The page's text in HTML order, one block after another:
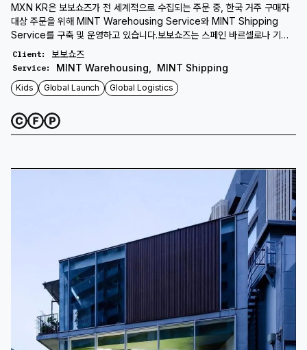
MXN KR은 보보쇼즈가 전 세계적으로 수집되는 주문 중, 한국 거주 구매자
대상 주문을 위해 MINT Warehousing Service와 MINT Shipping
Service를 구축 및 운영하고 있습니다.보보쇼즈는 스페인 바르셀로나 기반
의 키즈 & 베이비 글로벌 브랜드로 MINT Warehousing Service를 통해
보보쇼즈의 OMS(Order Management System)와 API로 연동하여, 자
동으로 주문을 받아 한국 주문이 발생하면 자동으로 출고되도록 처리하고 있
습니다. 보보쇼즈의 한국 내 고객 경험 강화를 위해, ICN Center에 상품을
배송을 구현하고 있으며, 특히 작은 사이즈로 인해 보관과 관리가 까다로운
키즈 상품임에도 불구하고 다양한 카테고리를 안정적으로 소화하며 MXN
Client: 보보쇼즈
Service: MINT Warehousing MINT Shipping
Kids Global Launch Global Logistics